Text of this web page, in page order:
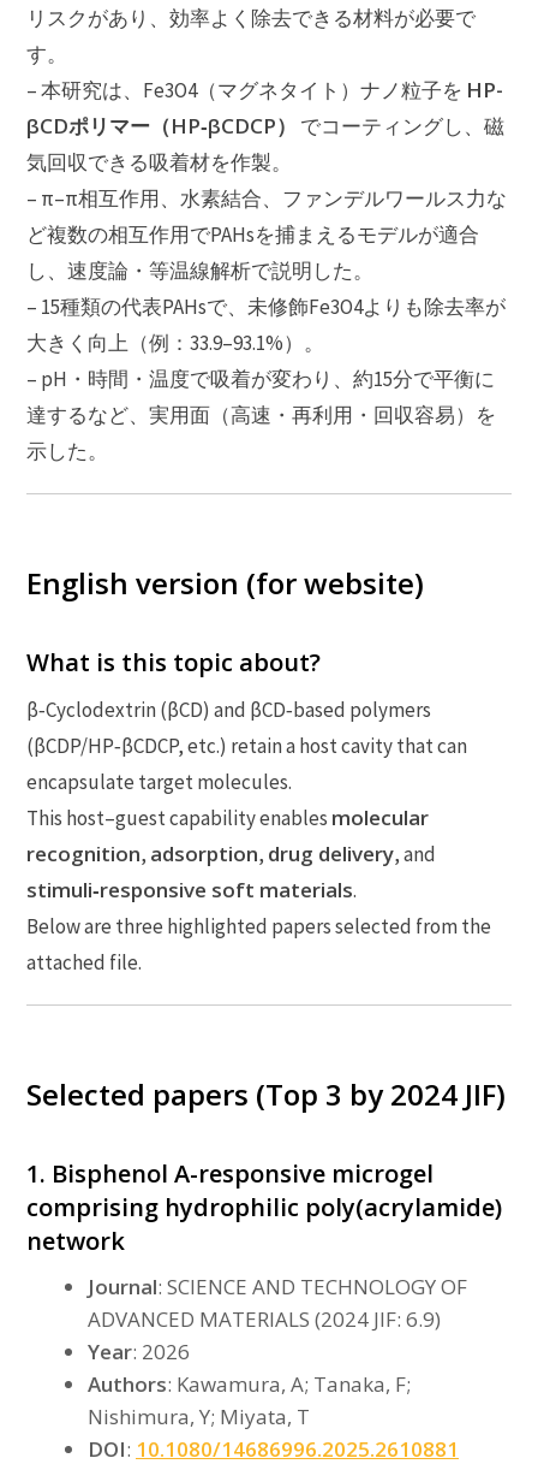
リスクがあり、効率よく除去できる材料が必要で
す。
– 本研究は、Fe3O4（マグネタイト）ナノ粒子を HP-
βCDポリマー（HP‑βCDCP）
でコーティングし、磁
気回収できる吸着材を作製。
– π–π相互作用、水素結合、ファンデルワールス力な
ど複数の相互作用でPAHsを捕まえるモデルが適合
し、速度論・等温線解析で説明した。
– 15種類の代表PAHsで、未修飾Fe3O4よりも除去率が
大きく向上（例：33.9–93.1%）。
– pH・時間・温度で吸着が変わり、約15分で平衡に
達するなど、実用面（高速・再利用・回収容易）を
示した。
English version (for website)
What is this topic about?
β‑Cyclodextrin (βCD) and βCD‑based polymers
(βCDP/HP‑βCDCP, etc.) retain a host cavity that can
encapsulate target molecules.
This host–guest capability enables molecular
recognition, adsorption, drug delivery, and
stimuli‑responsive soft materials.
Below are three highlighted papers selected from the
attached file.
Selected papers (Top 3 by 2024 JIF)
1. Bisphenol A-responsive microgel
comprising hydrophilic poly(acrylamide)
network
Journal: SCIENCE AND TECHNOLOGY OF
ADVANCED MATERIALS (2024 JIF: 6.9)
Year: 2026
Authors: Kawamura, A; Tanaka, F;
Nishimura, Y; Miyata, T
DOI: 10.1080/14686996.2025.2610881